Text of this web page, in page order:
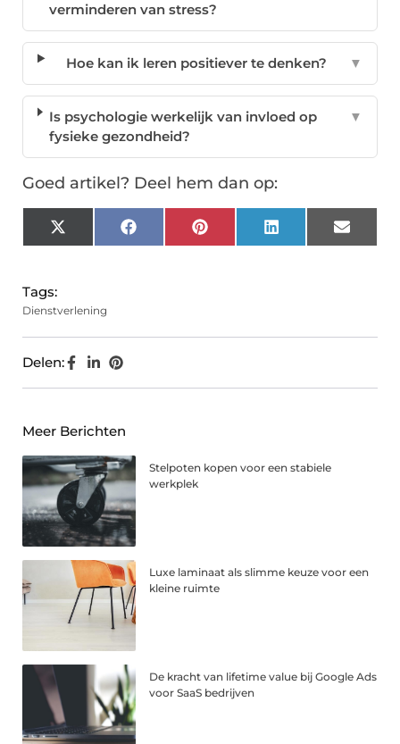
verminderen van stress?
Hoe kan ik leren positiever te denken? ▼
Is psychologie werkelijk van invloed op
fysieke gezondheid?
▼
Goed artikel? Deel hem dan op:
X
(Twitter)
FacebookPinterest LinkedIn Email
Tags:
Dienstverlening
Delen:
Meer Berichten
Stelpoten kopen voor een stabiele
werkplek
Luxe laminaat als slimme keuze voor een
kleine ruimte
De kracht van lifetime value bij Google Ads
voor SaaS bedrijven